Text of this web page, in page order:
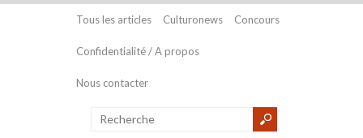
Tous les articles Culturonews Concours
Confidentialité / A propos
Nous contacter